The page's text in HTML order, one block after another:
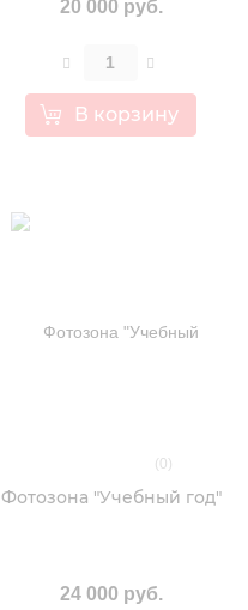
20 000 руб.
В корзину
(0)
Фотозона "Учебный год"
24 000 руб.